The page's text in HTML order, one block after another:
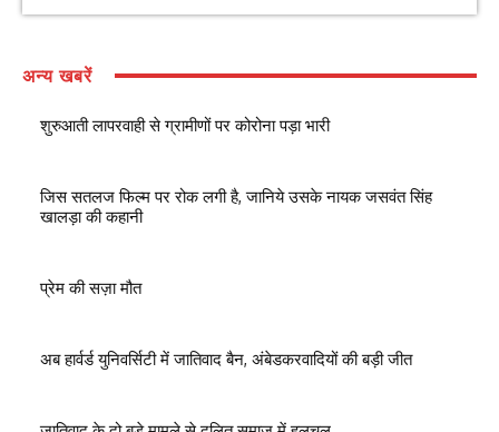
अन्य खबरें
शुरुआती लापरवाही से ग्रामीणों पर कोरोना पड़ा भारी
जिस सतलज फिल्म पर रोक लगी है, जानिये उसके नायक जसवंत सिंह
खालड़ा की कहानी
प्रेम की सज़ा मौत
अब हार्वर्ड युनिवर्सिटी में जातिवाद बैन, अंबेडकरवादियों की बड़ी जीत